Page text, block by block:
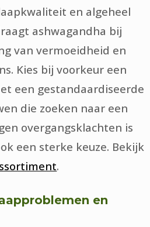
en algeheel
ashwagandha bij
van vermoeidheid en
Kies bij voorkeur een
een gestandaardiseerde
die zoeken naar een
overgangsklachten is
een sterke keuze. Bekijk
.
en